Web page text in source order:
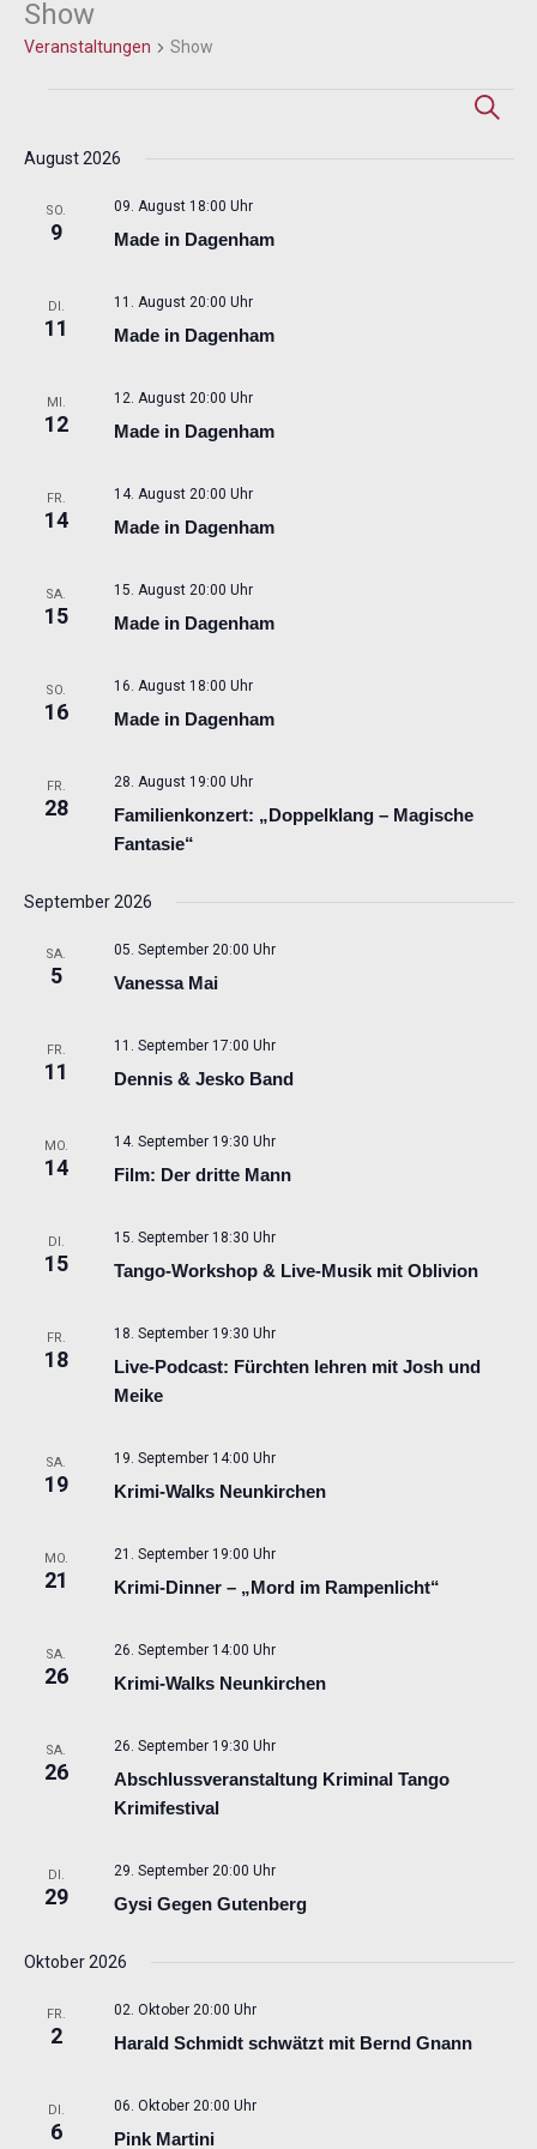
Show
Veranstaltungen Show
Veranstaltungen
Suche
August 2026
SO.
9 Made in Dagenham
09. August 18:00 Uhr
DI.
11 Made in Dagenham
11. August 20:00 Uhr
MI.
12 Made in Dagenham
12. August 20:00 Uhr
FR.
14 Made in Dagenham
14. August 20:00 Uhr
SA.
15 Made in Dagenham
15. August 20:00 Uhr
SO.
16 Made in Dagenham
16. August 18:00 Uhr
FR.
28
Familienkonzert: „Doppelklang – Magische
Fantasie“
28. August 19:00 Uhr
September 2026
SA.
5 Vanessa Mai
05. September 20:00 Uhr
FR.
11 Dennis & Jesko Band
11. September 17:00 Uhr
MO.
14 Film: Der dritte Mann
14. September 19:30 Uhr
DI.
15 Tango-Workshop & Live-Musik mit Oblivion
15. September 18:30 Uhr
FR.
18
Live-Podcast: Fürchten lehren mit Josh und
Meike
18. September 19:30 Uhr
SA.
19 Krimi-Walks Neunkirchen
19. September 14:00 Uhr
MO.
21 Krimi-Dinner – „Mord im Rampenlicht“
21. September 19:00 Uhr
SA.
26 Krimi-Walks Neunkirchen
26. September 14:00 Uhr
SA.
26
Abschlussveranstaltung Kriminal Tango
Krimifestival
26. September 19:30 Uhr
DI.
29 Gysi Gegen Gutenberg
29. September 20:00 Uhr
Oktober 2026
FR.
2 Harald Schmidt schwätzt mit Bernd Gnann
02. Oktober 20:00 Uhr
DI.
6 Pink Martini
06. Oktober 20:00 Uhr